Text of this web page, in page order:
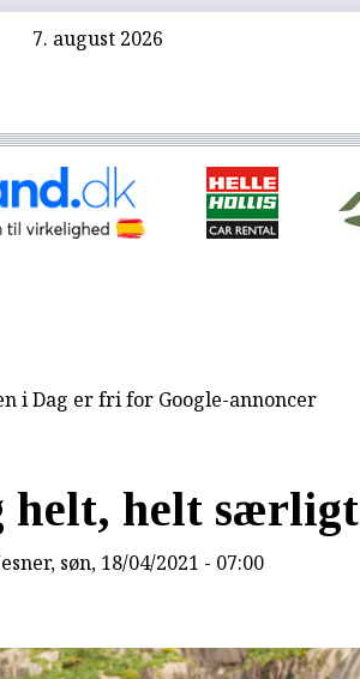
7. august 2026
i Dag er fri for Google-annoncer
helt, helt særligt
, søn, 18/04/2021 - 07:00